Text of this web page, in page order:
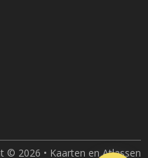
© 2026 • Kaarten en Atlassen